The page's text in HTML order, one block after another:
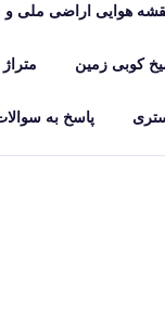
هوایی اراضی ملی و
کوبی زمین
پاسخ به